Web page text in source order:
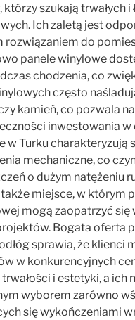
którzy szukają trwałych
Ich zaletą jest
rozwiązaniem do
panele winylowe
chodzenia, co
często
kamień, co pozwala
inwestowania
w Turku charakteryzują
mechaniczne, co
o dużym natężeniu
miejsce, w którym
mogą zaopatrzyć się
Bogata oferta
sprawia, że klienci
w konkurencyjnych
i estetyki, a ich
wyborem zarówno
się wykończeniami